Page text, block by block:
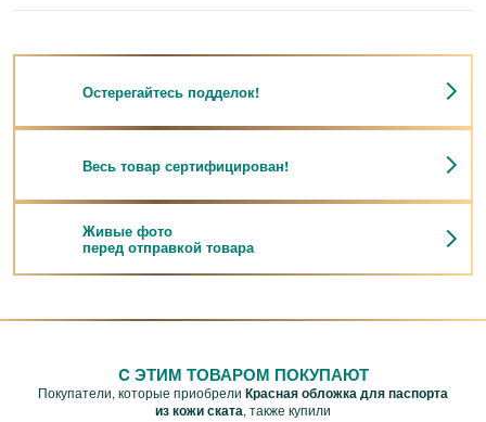
Остерегайтесь подделок!
Весь товар сертифицирован!
Живые фото
перед отправкой товара
C ЭТИМ ТОВАРОМ ПОКУПАЮТ
Покупатели, которые приобрели Красная обложка для паспорта
из кожи ската, также купили